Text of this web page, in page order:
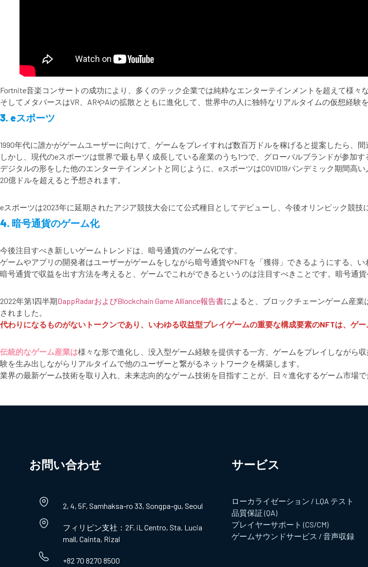
Fortnite音楽コンサートの成功により、多くのテック企業では純粋なエンターテインメントを超えて様々
そしてメタバースはVR、ARやAIの拡散とともに進化して、世界中の人に独特なリアルタイムの仮想経験
3. eスポーツ
1990年代に誰かがゲームユーザーに向けて、ゲームをプレイすれば数百万ドルを稼げると提案したら、間
しかし、現代のeスポーツは世界で最も早く成長している産業のうち1つで、グローバルブランドが参加す
デジタルの形をした他のエンターテインメントと同じように、eスポーツはCOVID19パンデミック期間高
20億ドルを超えると予想されます。
eスポーツは2023年に延期されたアジア競技大会にて公式種目としてデビューし、今後オリンピック競技
4. 暗号通貨のゲーム化
今後注目すべき新しいゲームトレンドは、暗号通貨のゲーム化です。
ゲームやアプリの開発者はユーザーがゲームをしながら暗号通貨やNFTを「獲得」できるようにする、
暗号通貨で収益を出す方法を考えると、ゲームでこれができるというのは注目すべきことです。暗号通
2022年第1四半期DappRadarおよびBlockchain Game Alliance報告書によると、ブロックチェーンゲーム産
されました。
代わりになるものがないトークンであり、いわゆる収益型プレイゲームの重要な構成要素のNFTは、ゲ
伝統的なゲーム産業は様々な形で進化し、没入型ゲーム経験を提供する一方、ゲームをプレイしながら
験を生み出しながらリアルタイムで他のユーザーと繋がるネットワークを構築します。
業界の最新ゲーム技術を取り入れ、未来志向的なゲーム技術を目指すことが、日々進化するゲーム市場
お問い合わせ​
2, 4, 5F, Samhaksa-ro 33, Songpa-gu, Seoul
フィリピン支社：2F, iL Centro, Sta. Lucia
mall, Cainta, Rizal
+82 70 8270 8500
サービス​
ローカライゼーション / LQA テスト
品質保証 (QA)
プレイヤーサポート (CS/CM)
ゲームサウンドサービス / 音声収録